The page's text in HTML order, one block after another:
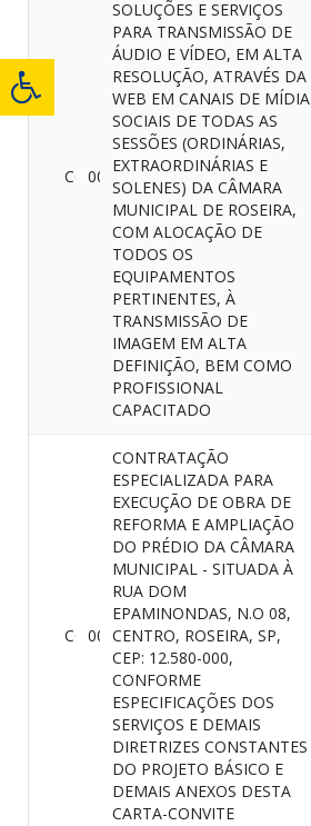
CONVITE
002/2018
SOLUÇÕES E SERVIÇOS
PARA TRANSMISSÃO DE
ÁUDIO E VÍDEO, EM ALTA
RESOLUÇÃO, ATRAVÉS DA
WEB EM CANAIS DE MÍDIA
SOCIAIS DE TODAS AS
SESSÕES (ORDINÁRIAS,
EXTRAORDINÁRIAS E
SOLENES) DA CÂMARA
MUNICIPAL DE ROSEIRA,
COM ALOCAÇÃO DE
TODOS OS
EQUIPAMENTOS
PERTINENTES, À
TRANSMISSÃO DE
IMAGEM EM ALTA
DEFINIÇÃO, BEM COMO
PROFISSIONAL
CAPACITADO
CONVITE
001/2018
CONTRATAÇÃO
ESPECIALIZADA PARA
EXECUÇÃO DE OBRA DE
REFORMA E AMPLIAÇÃO
DO PRÉDIO DA CÂMARA
MUNICIPAL - SITUADA À
RUA DOM
EPAMINONDAS, N.O 08,
CENTRO, ROSEIRA, SP,
CEP: 12.580-000,
CONFORME
ESPECIFICAÇÕES DOS
SERVIÇOS E DEMAIS
DIRETRIZES CONSTANTES
DO PROJETO BÁSICO E
DEMAIS ANEXOS DESTA
CARTA-CONVITE